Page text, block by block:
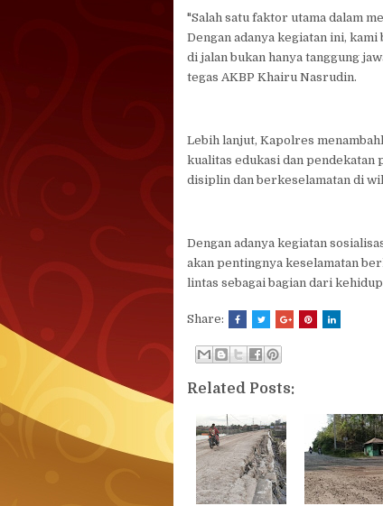
"Salah satu faktor utama dalam
Dengan adanya kegiatan ini,
di jalan bukan hanya tanggung
tegas AKBP Khairu Nasrudin.
Lebih lanjut, Kapolres
kualitas edukasi dan pendekatan
disiplin dan berkeselamatan di
Dengan adanya kegiatan
akan pentingnya keselamatan
lintas sebagai bagian dari
Share:
Related Posts: